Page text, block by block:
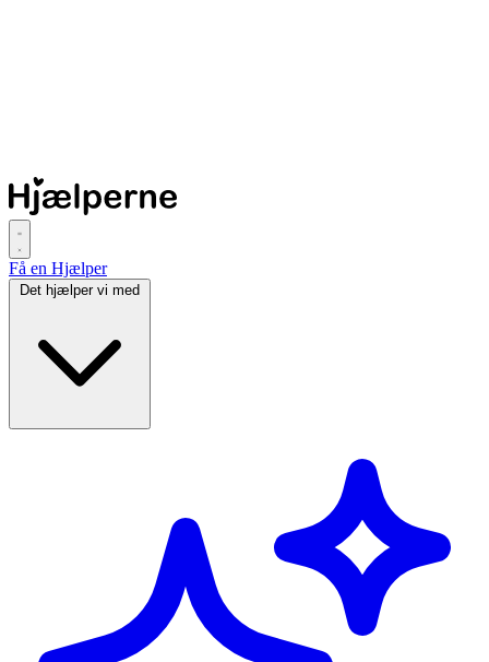
Få en Hjælper
Det hjælper vi med